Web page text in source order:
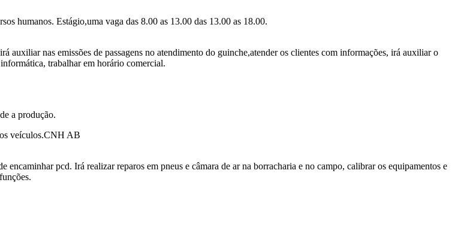
humanos. Estágio,uma vaga das 8.00 as 13.00 das 13.00 as 18.00.
nas emissões de passagens no atendimento do guinche,atender os clientes com informações, irá auxiliar o
trabalhar em horário comercial.
a produção.
veículos.CNH AB
pcd. Irá realizar reparos em pneus e câmara de ar na borracharia e no campo, calibrar os equipamentos e